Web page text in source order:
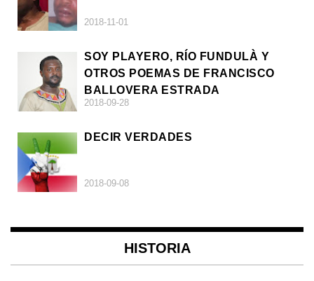
2018-11-01
SOY PLAYERO, RÍO FUNDULÀ Y
OTROS POEMAS DE FRANCISCO
BALLOVERA ESTRADA
2018-09-28
DECIR VERDADES
2018-09-08
HISTORIA